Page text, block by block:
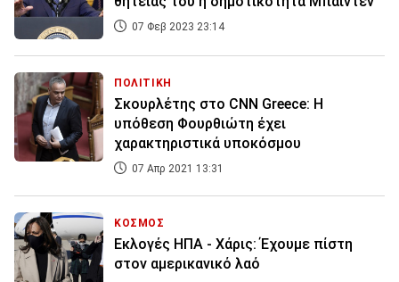
07 Φεβ 2023 23:14
ΠΟΛΙΤΙΚΗ
Σκουρλέτης στο CNN Greece: Η
υπόθεση Φουρθιώτη έχει
χαρακτηριστικά υποκόσμου
07 Απρ 2021 13:31
ΚΟΣΜΟΣ
Εκλογές ΗΠΑ - Χάρις: Έχουμε πίστη
στον αμερικανικό λαό